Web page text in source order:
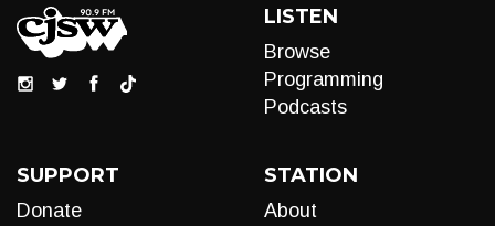
LISTEN
Browse
Programming
Podcasts
SUPPORT
Donate
STATION
About